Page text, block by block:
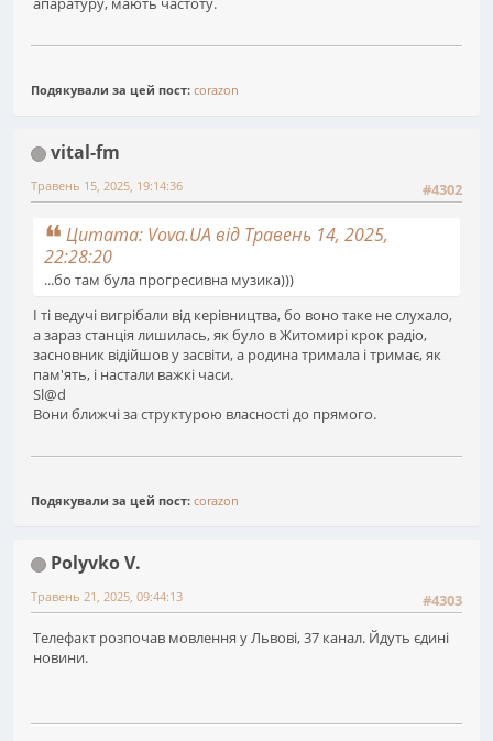
Подякували за цей пост: corazon
vital-fm
#4302
Травень 15, 2025, 19:14:36
Цитата: Vova.UA від Травень 14, 2025,
22:28:20
...бо там була прогресивна музика)))
І ті ведучі вигрібали від керівництва, бо воно таке не слухало,
а зараз станція лишилась, як було в Житомирі крок радіо,
засновник відійшов у засвіти, а родина тримала і тримає, як
пам'ять, і настали важкі часи.
Sl@d
Вони ближчі за структурою власності до прямого.
Подякували за цей пост: corazon
Polyvko V.
#4303
Травень 21, 2025, 09:44:13
Телефакт розпочав мовлення у Львові, 37 канал. Йдуть єдині
новини.